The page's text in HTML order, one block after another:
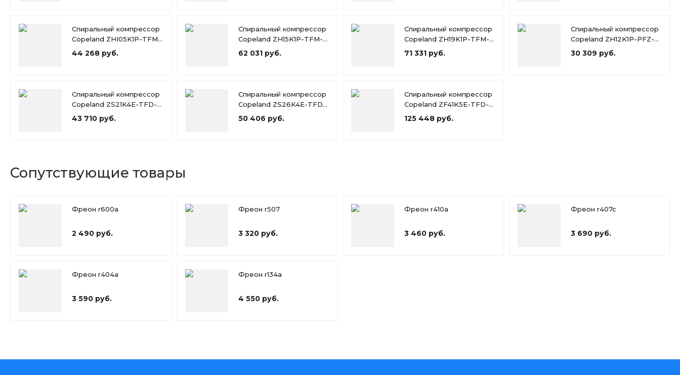
Спиральный компрессор
Copeland ZHI05K1P-TFM-
426
44 268 руб.
Спиральный компрессор
Copeland ZH15K1P-TFM-
424
62 031 руб.
Спиральный компрессор
Copeland ZH19K1P-TFM-
424
71 331 руб.
Спиральный компрессор
Copeland ZH12K1P-PFZ-
424
30 309 руб.
Спиральный компрессор
Copeland ZS21K4E-TFD-
551
43 710 руб.
Спиральный компрессор
Copeland ZS26K4E-TFD-
551
50 406 руб.
Спиральный компрессор
Copeland ZF41K5E-TFD-
567
125 448 руб.
Сопутствующие товары
Фреон r600a
2 490 руб.
Фреон r507
3 320 руб.
Фреон r410a
3 460 руб.
Фреон r407c
3 690 руб.
Фреон r404a
3 590 руб.
Фреон r134a
4 550 руб.